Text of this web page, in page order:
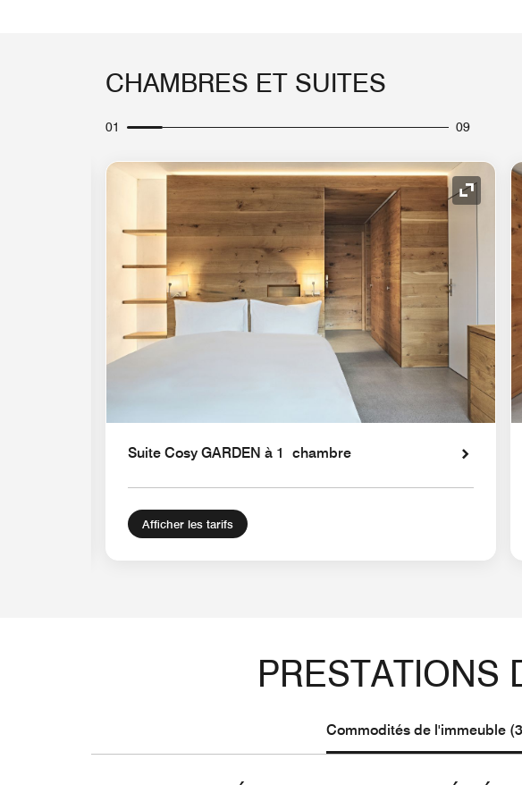
CHAMBRES ET SUITES
01 09
Icône de développement Icône
Suite Cosy GARDEN à 1 chambre
Afficher les tarifs
PRESTATIONS
Commodités de l'immeuble